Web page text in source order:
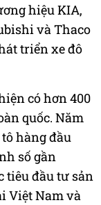
hiệu KIA,
và Thaco
triển xe đô
có hơn 400
quốc. Năm
hàng đầu
số gần
tiêu đầu tư sản
Việt Nam và